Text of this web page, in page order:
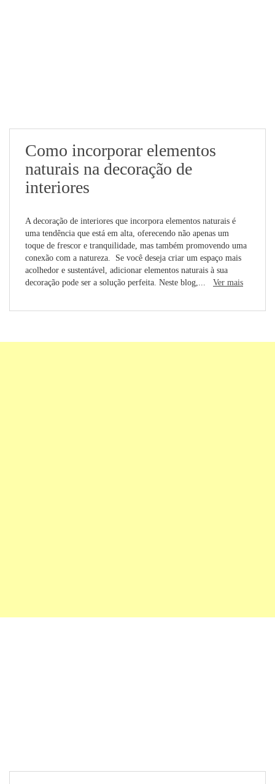
Como incorporar elementos
naturais na decoração de
interiores
A decoração de interiores que incorpora elementos naturais é
uma tendência que está em alta, oferecendo não apenas um
toque de frescor e tranquilidade, mas também promovendo uma
conexão com a natureza. Se você deseja criar um espaço mais
acolhedor e sustentável, adicionar elementos naturais à sua
decoração pode ser a solução perfeita. Neste blog,... Ver mais